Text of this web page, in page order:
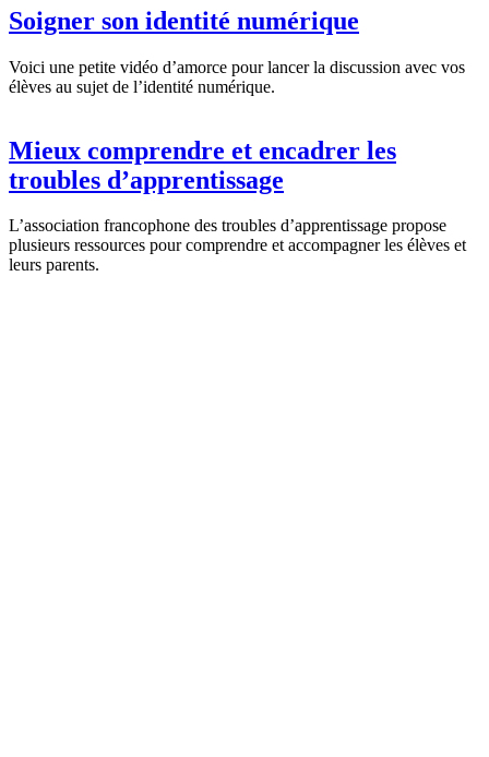
Soigner son identité numérique
Voici une petite vidéo d’amorce pour lancer la discussion avec vos
élèves au sujet de l’identité numérique.
Mieux comprendre et encadrer les
troubles d’apprentissage
L’association francophone des troubles d’apprentissage propose
plusieurs ressources pour comprendre et accompagner les élèves et
leurs parents.